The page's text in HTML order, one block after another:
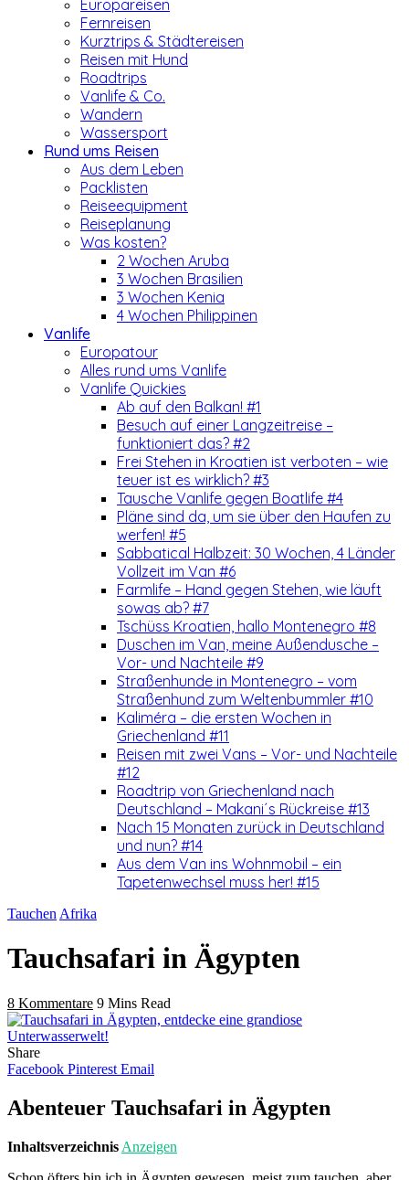
Europareisen
Fernreisen
Kurztrips & Städtereisen
Reisen mit Hund
Roadtrips
Vanlife & Co.
Wandern
Wassersport
Rund ums Reisen
Aus dem Leben
Packlisten
Reiseequipment
Reiseplanung
Was kosten?
2 Wochen Aruba
3 Wochen Brasilien
3 Wochen Kenia
4 Wochen Philippinen
Vanlife
Europatour
Alles rund ums Vanlife
Vanlife Quickies
Ab auf den Balkan! #1
Besuch auf einer Langzeitreise –
funktioniert das? #2
Frei Stehen in Kroatien ist verboten – wie
teuer ist es wirklich? #3
Tausche Vanlife gegen Boatlife #4
Pläne sind da, um sie über den Haufen zu
werfen! #5
Sabbatical Halbzeit: 30 Wochen, 4 Länder
Vollzeit im Van #6
Farmlife – Hand gegen Stehen, wie läuft
sowas ab? #7
Tschüss Kroatien, hallo Montenegro #8
Duschen im Van, meine Außendusche –
Vor- und Nachteile #9
Straßenhunde in Montenegro – vom
Straßenhund zum Weltenbummler #10
Kaliméra – die ersten Wochen in
Griechenland #11
Reisen mit zwei Vans – Vor- und Nachteile
#12
Roadtrip von Griechenland nach
Deutschland – Makani´s Rückreise #13
Nach 15 Monaten zurück in Deutschland
und nun? #14
Aus dem Van ins Wohnmobil – ein
Tapetenwechsel muss her! #15
Tauchen Afrika
Tauchsafari in Ägypten
8 Kommentare 9 Mins Read
Share
Facebook Pinterest Email
Abenteuer Tauchsafari in Ägypten
Inhaltsverzeichnis Anzeigen